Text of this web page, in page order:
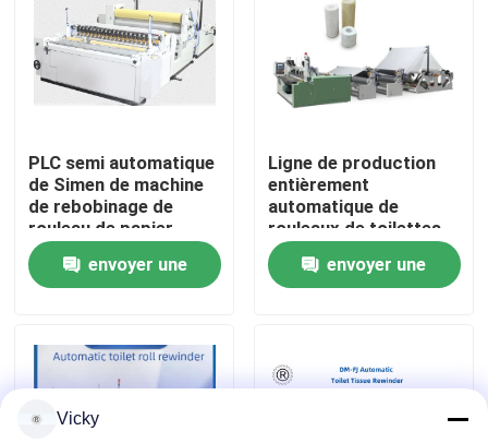
Visite de l'usine
Contrôle de la qualité
Nous contacter
Nouvelles
Demandez un devis
VR
Chaîne de production de papier de soie de soie
PLC semi automatique
de Simen de machine
de rebobinage de
rouleau de papier
hygiénique de JRT
HRT
envoyer une
Ligne de production
entièrement
automatique de
rouleaux de toilettes
avec unité de gravure,
point à pointenvoyer une
Vicky